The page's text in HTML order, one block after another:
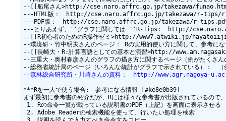
--森林総合研究所・川崎さんの資料：　http://www.agr.nagoya-
***Rを一人で使う場合:　参考になる情報 [#ke8e0b39]
まず最初に参考書の紹介だが、Rには様々な参考書が出版されているの
1. Rの命令一覧が載っている説明書のPDF（上記）を画面に表示させる
2. Adobe Readerの検索機能を使って、行いたい処理を検索